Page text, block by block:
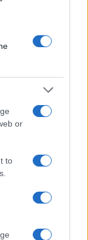
or
to
Pirlo?
privata